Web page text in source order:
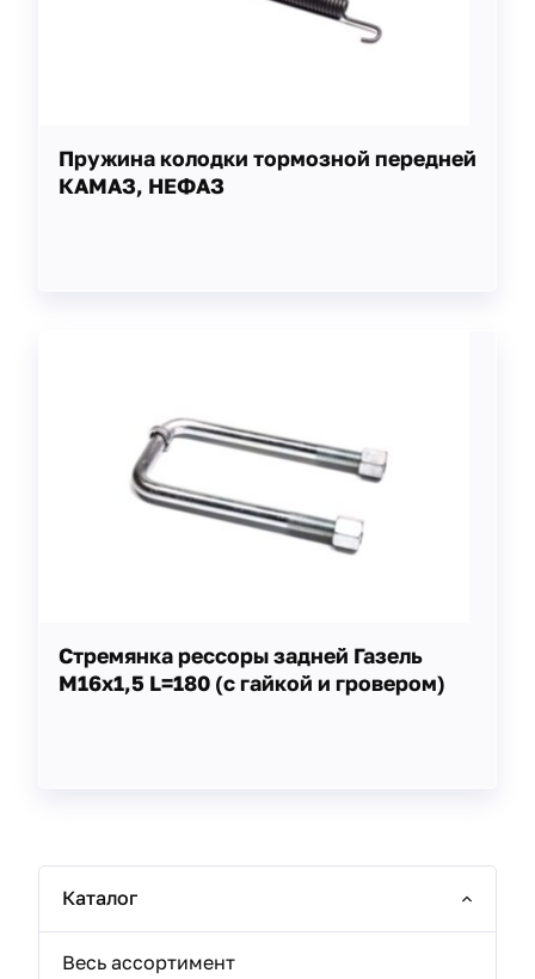
Пружина колодки тормозной передней
КАМАЗ, НЕФАЗ
Стремянка рессоры задней Газель
М16х1,5 L=180 (с гайкой и гровером)
Каталог
Весь ассортимент